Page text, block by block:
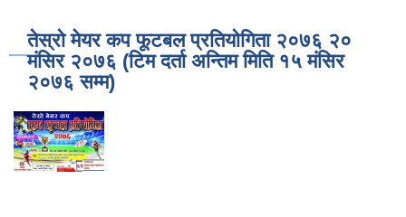
तेस्रो मेयर कप फूटबल प्रतियोगिता २०७६ २०
मंसिर २०७६ (टिम दर्ता अन्तिम मिति १५ मंसिर
२०७६ सम्म)